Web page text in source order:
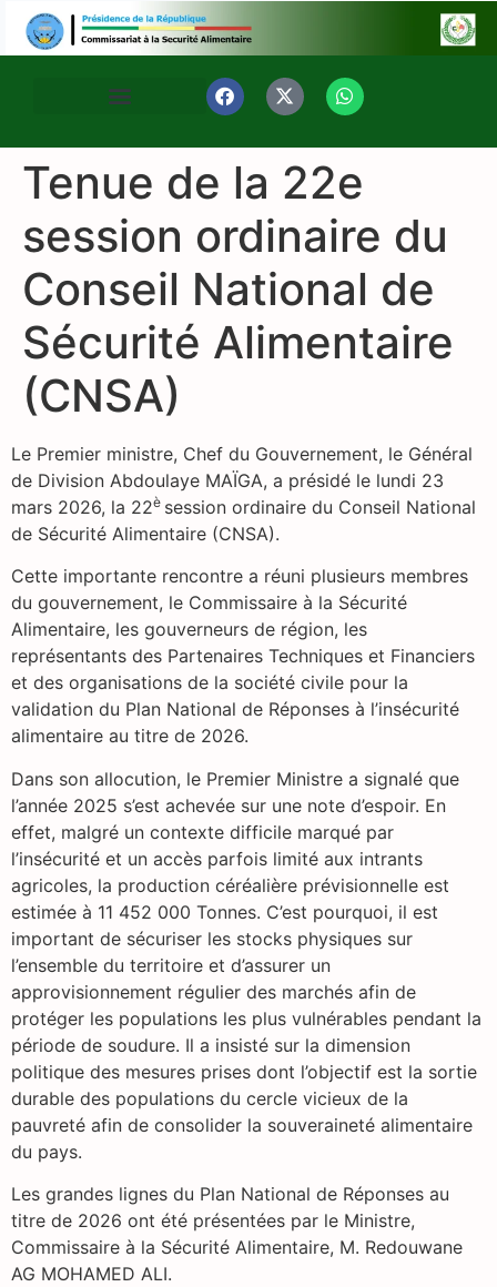
Tenue de la 22e
session ordinaire du
Conseil National de
Sécurité Alimentaire
(CNSA)
Le Premier ministre, Chef du Gouvernement, le Général
de Division Abdoulaye MAÏGA, a présidé le lundi 23
mars 2026, la 22è session ordinaire du Conseil National
de Sécurité Alimentaire (CNSA).
Cette importante rencontre a réuni plusieurs membres
du gouvernement, le Commissaire à la Sécurité
Alimentaire, les gouverneurs de région, les
représentants des Partenaires Techniques et Financiers
et des organisations de la société civile pour la
validation du Plan National de Réponses à l’insécurité
alimentaire au titre de 2026.
Dans son allocution, le Premier Ministre a signalé que
l’année 2025 s’est achevée sur une note d’espoir. En
effet, malgré un contexte difficile marqué par
l’insécurité et un accès parfois limité aux intrants
agricoles, la production céréalière prévisionnelle est
estimée à 11 452 000 Tonnes. C’est pourquoi, il est
important de sécuriser les stocks physiques sur
l’ensemble du territoire et d’assurer un
approvisionnement régulier des marchés afin de
protéger les populations les plus vulnérables pendant la
période de soudure. Il a insisté sur la dimension
politique des mesures prises dont l’objectif est la sortie
durable des populations du cercle vicieux de la
pauvreté afin de consolider la souveraineté alimentaire
du pays.
Les grandes lignes du Plan National de Réponses au
titre de 2026 ont été présentées par le Ministre,
Commissaire à la Sécurité Alimentaire, M. Redouwane
AG MOHAMED ALI.